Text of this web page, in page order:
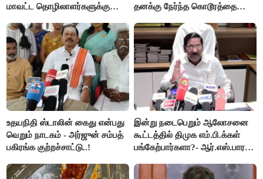
மாவட்ட தொழிலாளர்களுக்கு
செய்தி!
தனக்கு நேர்ந்த கொடூரத்தை
உதயநிதி ஸ்டாலின் கைது என்பது
வெறும் நாடகம் - அர்ஜுன் சம்பத்
பகிரங்க குற்றச்சாட்டு..!
இன்று நடைபெறும் ஆலோசனை
கூட்டத்தில் திமுக எம்.பி.க்கள்
பங்கேற்பார்களா?- ஆர்.எஸ்.பாரதி